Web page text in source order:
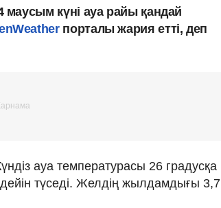
күні ауа райы қандай
порталы жария етті, деп
ауа температурасы 26 градусқа
дейін түседі. Желдің жылдамдығы 3,7